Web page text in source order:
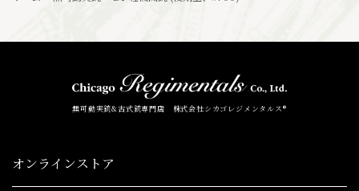
無可動実銃&古式銃専門店 株式会社シカゴレジメンタルス®
オンラインストア